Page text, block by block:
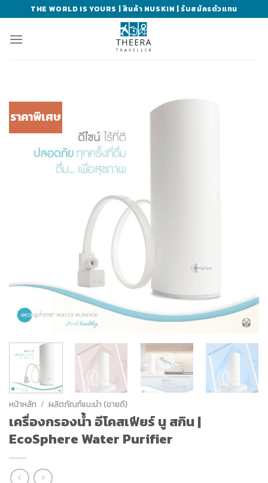
to
content
THE WORLD IS YOURS | สินค้า NUSKIN | รับสมัครตัวแทน
ราคาพิเศษ
หน้าหลัก / ผลิตภัณฑ์แนะนำ (ขายดี)
เครื่องกรองน้ำ อีโคสเฟียร์ นู สกิน |
EcoSphere Water Purifier